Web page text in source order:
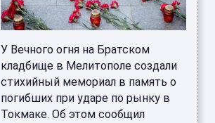
У Вечного огня на Братском
кладбище в Мелитополе создали
стихийный мемориал в память о
погибших при ударе по рынку в
Токмаке. Об этом сообщил